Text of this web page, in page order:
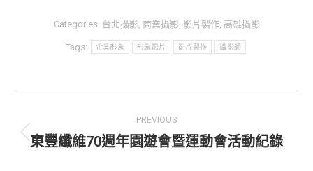
Categories: 台北攝影 商業攝影 影片製作, 高雄攝影
Tags: 企業形象 形象影片 影片製作 攝影師
navigation
PREVIOUS
Previous
東豐纖維70週年園遊會暨運動會活動紀錄